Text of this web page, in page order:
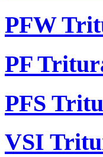
PFW
PF
PFS
VSI